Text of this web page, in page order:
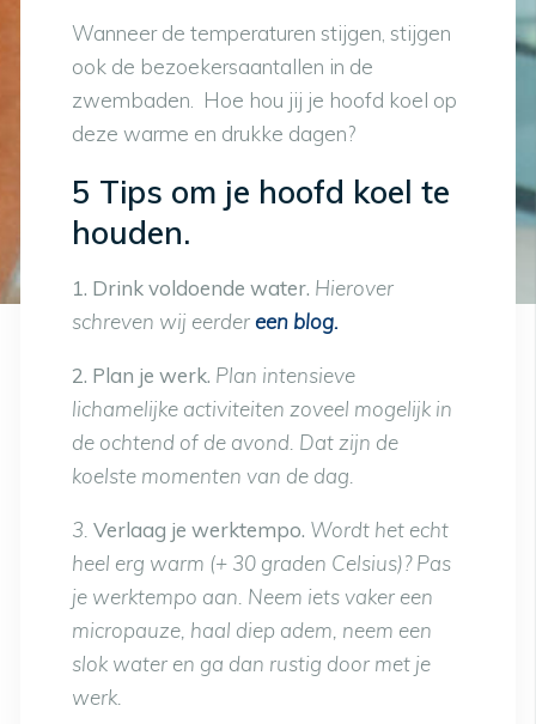
Wanneer de temperaturen stijgen, stijgen
ook de bezoekersaantallen in de
zwembaden. Hoe hou jij je hoofd koel op
deze warme en drukke dagen?
5 Tips om je hoofd koel te
houden.
1. Drink voldoende water. Hierover
schreven wij eerdereen blog.
2. Plan je werk. Plan intensieve
lichamelijke activiteiten zoveel mogelijk in
de ochtend of de avond. Dat zijn de
koelste momenten van de dag.
3. Verlaag je werktempo. Wordt het echt
heel erg warm (+ 30 graden Celsius)? Pas
je werktempo aan. Neem iets vaker een
micropauze, haal diep adem, neem een
slok water en ga dan rustig door met je
werk.